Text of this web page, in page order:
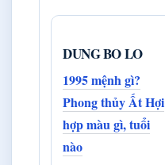
DUNG BO LO
1995 mệnh gì?
Phong thủy Ất Hợi
hợp màu gì, tuổi
nào